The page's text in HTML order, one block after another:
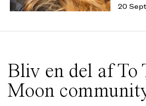
20
Bliv en del af To
Moon